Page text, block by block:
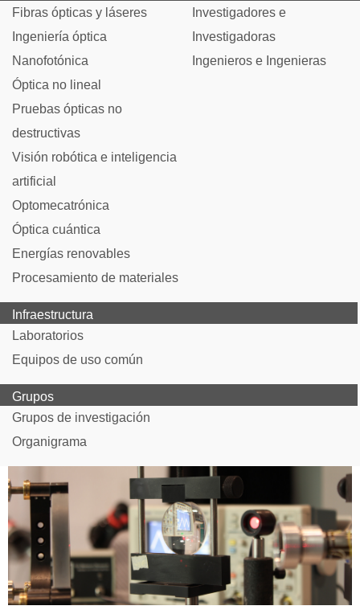
Fibras ópticas y láseres
Ingeniería óptica
Nanofotónica
Óptica no lineal
Pruebas ópticas no
destructivas
Visión robótica e inteligencia
artificial
Optomecatrónica
Óptica cuántica
Energías renovables
Procesamiento de materiales
Investigadores e
Investigadoras
Ingenieros e Ingenieras
Infraestructura
Laboratorios
Equipos de uso común
Grupos
Grupos de investigación
Organigrama